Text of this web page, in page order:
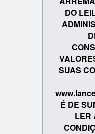
DO
SUAS
É DE
LER